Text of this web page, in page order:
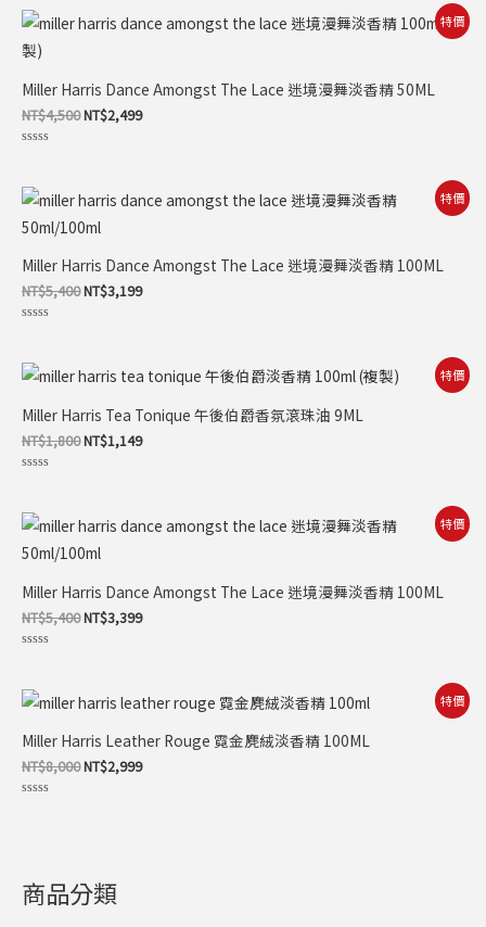
商品分類
滿
分
特價
Miller Harris Dance Amongst The Lace 迷境漫舞淡香精 50ML
NT$4,500
原
始
NT$4,500。
NT$2,499
目
前
NT$2,499。
滿
分
特價
Miller Harris Dance Amongst The Lace 迷境漫舞淡香精 100ML
NT$5,400
原
始
價
NT$5,400。
NT$3,199
目
前
NT$3,199。
滿
分
特價
Miller Harris Tea Tonique 午後伯爵香氛滾珠油 9ML
NT$1,800
原
始
價
格：
NT$1,800。
NT$1,149
目
前
價
格：
NT$1,149。
滿
分
特價
Miller Harris Dance Amongst The Lace 迷境漫舞淡香精 100ML
NT$5,400
原
始
價
NT$5,400。
NT$3,399
目
前
NT$3,399。
滿
分
特價
Miller Harris Leather Rouge 霓金麂絨淡香精 100ML
NT$8,000
原
始
價
格：
NT$8,000。
NT$2,999
目
前
格：
NT$2,999。